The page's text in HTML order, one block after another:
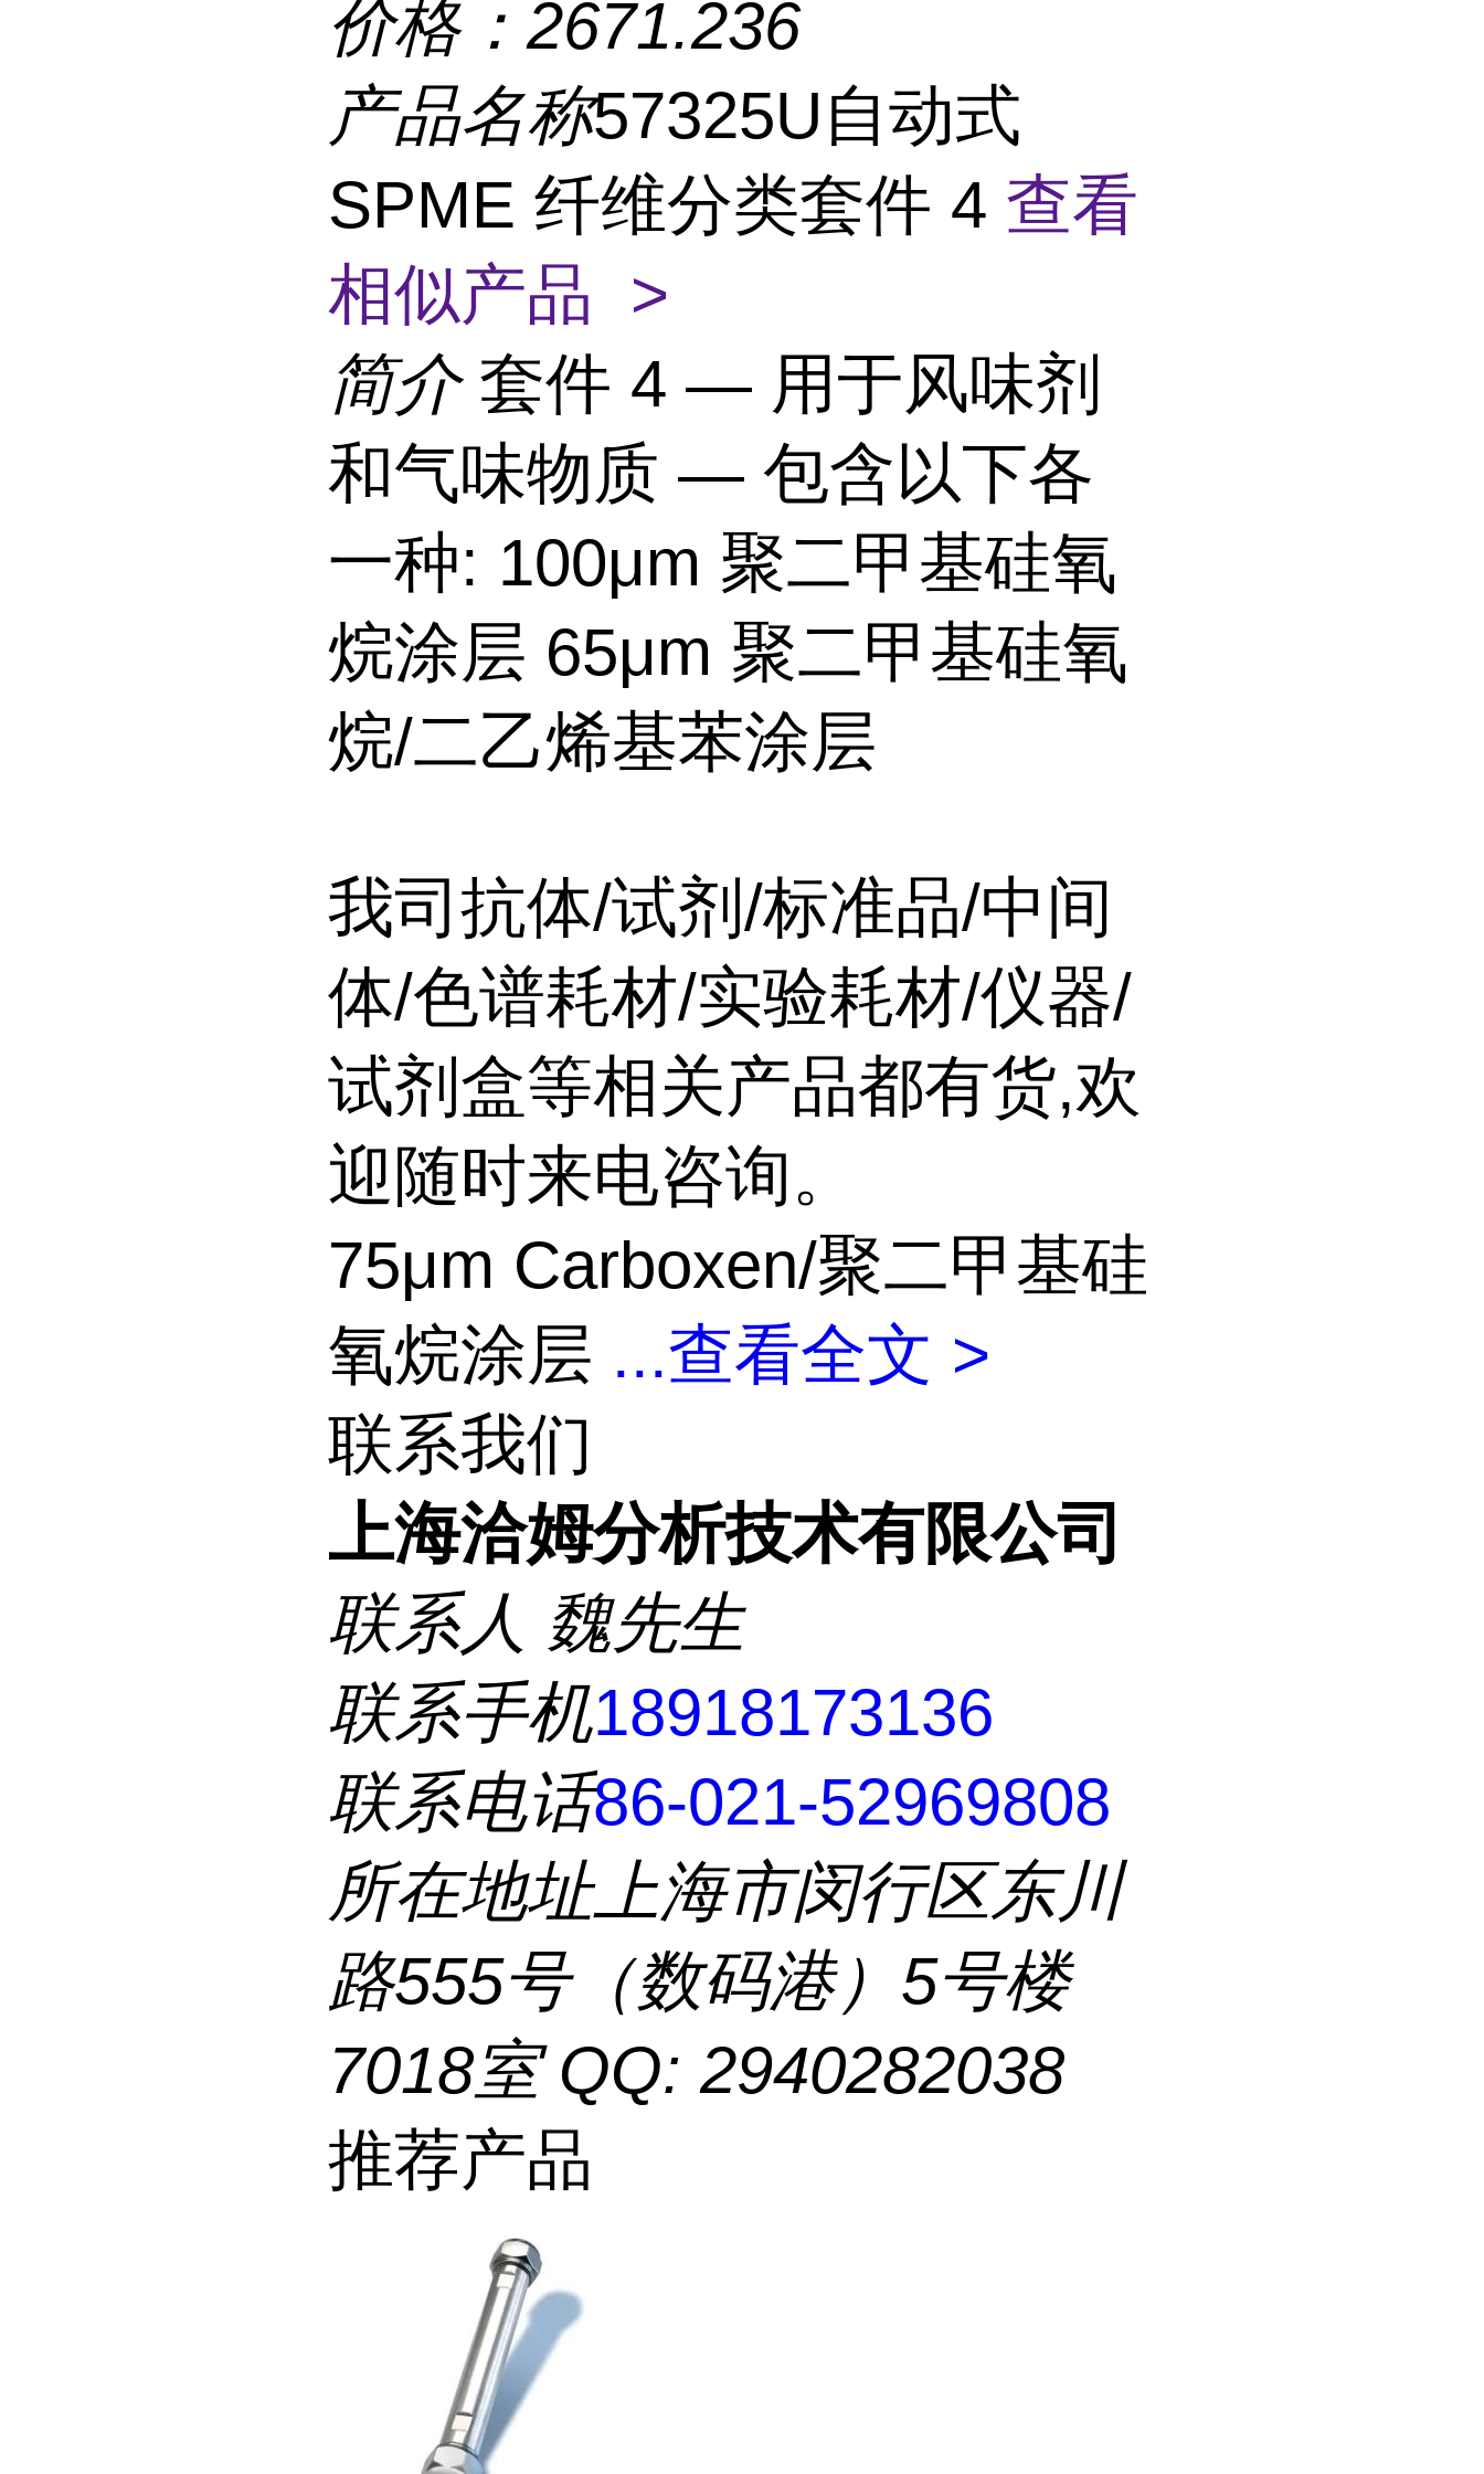
价格： 2671.236
产品名称57325U自动式
SPME 纤维分类套件 4 查看
相似产品 >
简介 套件 4 — 用于风味剂
和气味物质 — 包含以下各
一种: 100μm 聚二甲基硅氧
烷涂层 65μm 聚二甲基硅氧
烷/二乙烯基苯涂层
我司抗体/试剂/标准品/中间
体/色谱耗材/实验耗材/仪器/
试剂盒等相关产品都有货,欢
迎随时来电咨询。
75μm Carboxen/聚二甲基硅
氧烷涂层 ...查看全文 >
联系我们
上海洽姆分析技术有限公司
联系人 魏先生
联系手机18918173136
联系电话86-021-52969808
所在地址上海市闵行区东川
路555号（数码港）5号楼
7018室 QQ: 2940282038
推荐产品